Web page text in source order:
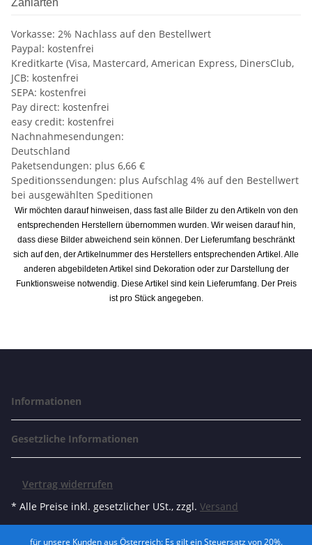
Zahlarten
Vorkasse: 2% Nachlass auf den Bestellwert
Paypal: kostenfrei
Kreditkarte (Visa, Mastercard, American Express, DinersClub,
JCB: kostenfrei
SEPA: kostenfrei
Pay direct: kostenfrei
easy credit: kostenfrei
Nachnahmesendungen:
Deutschland
Paketsendungen: plus 6,66 €
Speditionssendungen: plus Aufschlag 4% auf den Bestellwert
bei ausgewählten Speditionen
Wir möchten darauf hinweisen, dass fast alle Bilder zu den Artikeln von den
entsprechenden Herstellern übernommen wurden. Wir weisen darauf hin,
dass diese Bilder abweichend sein können. Der Lieferumfang beschränkt
sich auf den, der Artikelnummer des Herstellers entsprechenden Artikel. Alle
anderen abgebildeten Artikel sind Dekoration oder zur Darstellung der
Funktionsweise notwendig. Diese Artikel sind kein Lieferumfang. Der Preis
ist pro Stück angegeben.
Informationen
Gesetzliche Informationen
Vertrag widerrufen
* Alle Preise inkl. gesetzlicher USt., zzgl. Versand
für unsere Kunden aus Österreich: Es gilt ein Steuersatz von 20%.